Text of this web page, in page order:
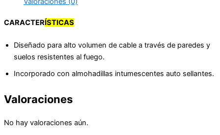
CARACTERÍSTICAS
Diseñado para alto volumen de cable a través de paredes y
suelos resistentes al fuego.
Incorporado con almohadillas intumescentes auto sellantes.
Valoraciones
No hay valoraciones aún.